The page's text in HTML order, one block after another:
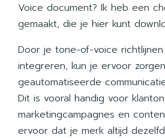
Voice document? Ik heb een
gemaakt, die je hier kunt
Door je tone-of-voice
integreren, kun je ervoor
geautomatiseerde
Dit is vooral handig voor
marketingcampagnes en
ervoor dat je merk altijd